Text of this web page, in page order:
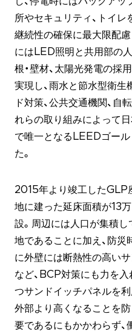
所やセキュリティ、トイレ
継続性の確保に最大限配
にはLED照明と共用部の
根・壁材、太陽光発電の採
実現し、雨水と節水型衛
ド対策、公共交通機関、自
れらの取り組みによって
で唯一となるLEEDゴー
た。
2015年より竣工したGLP
地に建った延床面積が13
設。周辺には人口が集積
地であることに加え、防
に外壁には断熱性の高い
など、BCP対策にも力を
つサンドイッチパネルを
外部より高くなることを
要であるにもかかわらず